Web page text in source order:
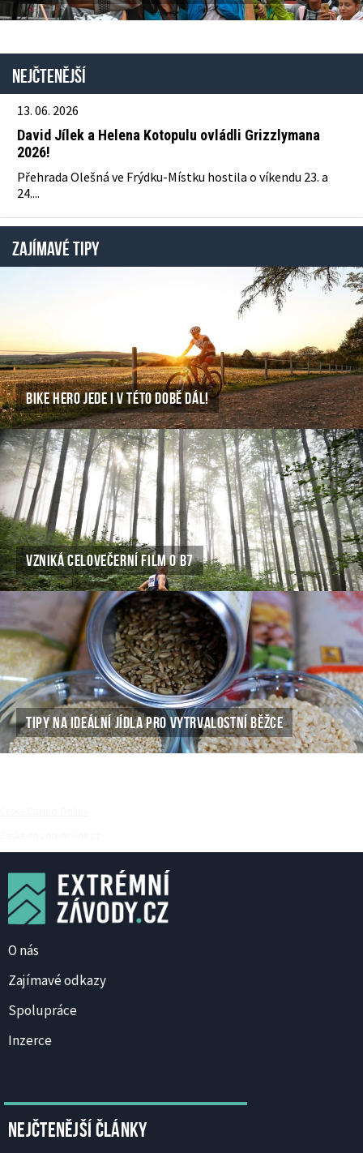
Nejčtenější
13. 06. 2026
David Jílek a Helena Kotopulu ovládli Grizzlymana
2026!
Přehrada Olešná ve Frýdku-Místku hostila o víkendu 23. a
24....
ZAJÍMAVÉ TIPY
BIKE HERO JEDE I V TÉTO DOBĚ DÁL!
VZNIKÁ CELOVEČERNÍ FILM O B7
TIPY NA IDEÁLNÍ JÍDLA PRO VYTRVALOSTNÍ BĚŽCE
O nás
Zajímavé odkazy
Spolupráce
Inzerce
Nejčtenější články